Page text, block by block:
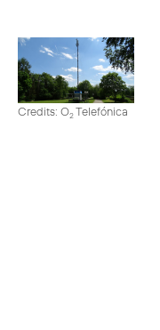
Credits: O2Telefónica